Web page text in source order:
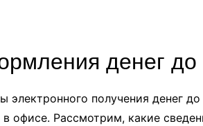
денег до
электронного получения денег
офисе. Рассмотрим, какие